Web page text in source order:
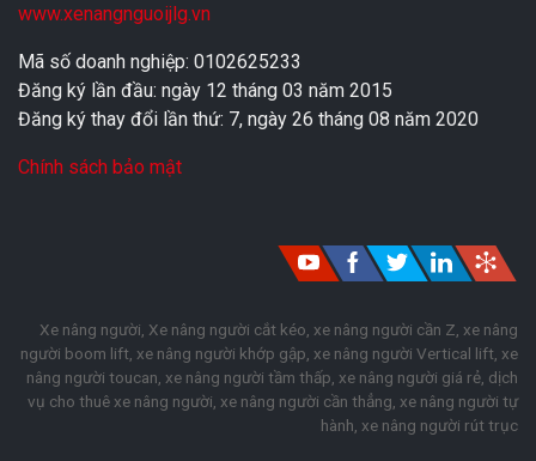
www.xenangnguoijlg.vn
Mã số doanh nghiệp: 0102625233
Đăng ký lần đầu: ngày 12 tháng 03 năm 2015
Đăng ký thay đổi lần thứ: 7, ngày 26 tháng 08 năm 2020
Chính sách bảo mật
Xe nâng người, Xe nâng người cắt kéo, xe nâng người cần Z, xe nâng
người boom lift, xe nâng người khớp gập, xe nâng người Vertical lift, xe
nâng người toucan, xe nâng người tầm thấp, xe nâng người giá rẻ, dịch
vụ cho thuê xe nâng người, xe nâng người cần thẳng, xe nâng người tự
hành, xe nâng người rút trục